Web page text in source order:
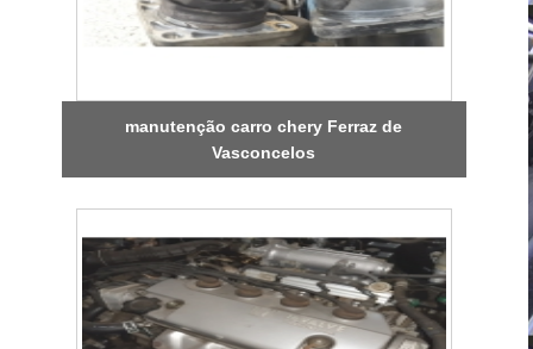
manutenção carro chery Ferraz de
Vasconcelos